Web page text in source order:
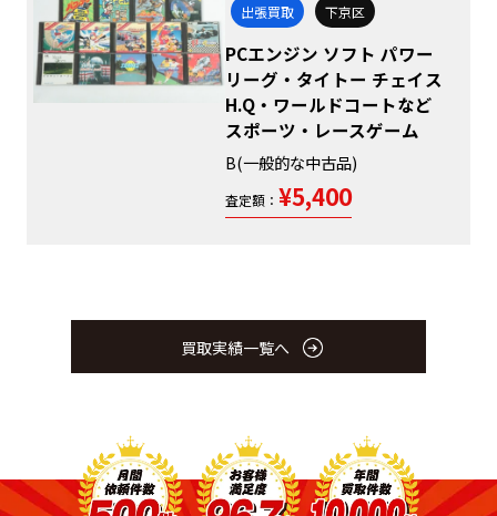
出張買取 下京区
PCエンジン ソフト パワー
リーグ・タイトー チェイス
H.Q・ワールドコートなど
スポーツ・レースゲーム
B(一般的な中古品)
査定額： ¥5,400
買取実績一覧へ